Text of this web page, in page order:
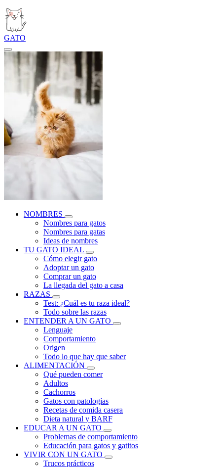
GATO
NOMBRES
Nombres para gatos
Nombres para gatas
Ideas de nombres
TU GATO IDEAL
Cómo elegir gato
Adoptar un gato
Comprar un gato
La llegada del gato a casa
RAZAS
Test: ¿Cuál es tu raza ideal?
Todo sobre las razas
ENTENDER A UN GATO
Lenguaje
Comportamiento
Origen
Todo lo que hay que saber
ALIMENTACIÓN
Qué pueden comer
Adultos
Cachorros
Gatos con patologías
Recetas de comida casera
Dieta natural y BARF
EDUCAR A UN GATO
Problemas de comportamiento
Educación para gatos y gatitos
VIVIR CON UN GATO
Trucos prácticos